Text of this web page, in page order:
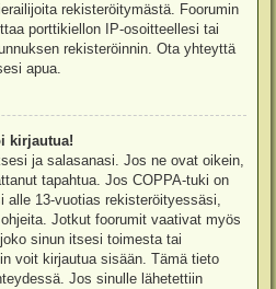
rekisteröitymästä. Foorumin
porttikiellon IP-osoitteellesi tai
rekisteröinnin. Ota yhteyttä
apua.
kirjautua!
ja salasanasi. Jos ne ovat oikein,
tapahtua. Jos COPPA-tuki on
alle 13-vuotias rekisteröityessäsi,
Jotkut foorumit vaativat myös
sinun itsesi toimesta tai
voit kirjautua sisään. Tämä tieto
Jos sinulle lähetettiin